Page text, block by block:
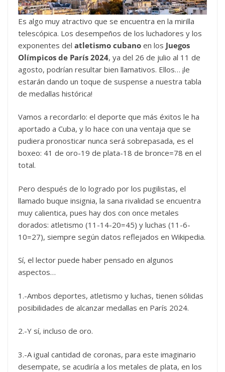
Es algo muy atractivo que se encuentra en la mirilla
telescópica. Los desempeños de los luchadores y los
exponentes del atletismo cubano en los Juegos
Olímpicos de París 2024, ya del 26 de julio al 11 de
agosto, podrían resultar bien llamativos. Ellos… ¡le
estarán dando un toque de suspense a nuestra tabla
de medallas histórica!
Vamos a recordarlo: el deporte que más éxitos le ha
aportado a Cuba, y lo hace con una ventaja que se
pudiera pronosticar nunca será sobrepasada, es el
boxeo: 41 de oro-19 de plata-18 de bronce=78 en el
total.
Pero después de lo logrado por los pugilistas, el
llamado buque insignia, la sana rivalidad se encuentra
muy calientica, pues hay dos con once metales
dorados: atletismo (11-14-20=45) y luchas (11-6-
10=27), siempre según datos reflejados en Wikipedia.
Sí, el lector puede haber pensado en algunos
aspectos…
1.-Ambos deportes, atletismo y luchas, tienen sólidas
posibilidades de alcanzar medallas en París 2024.
2.-Y sí, incluso de oro.
3.-A igual cantidad de coronas, para este imaginario
desempate, se acudiría a los metales de plata, en los